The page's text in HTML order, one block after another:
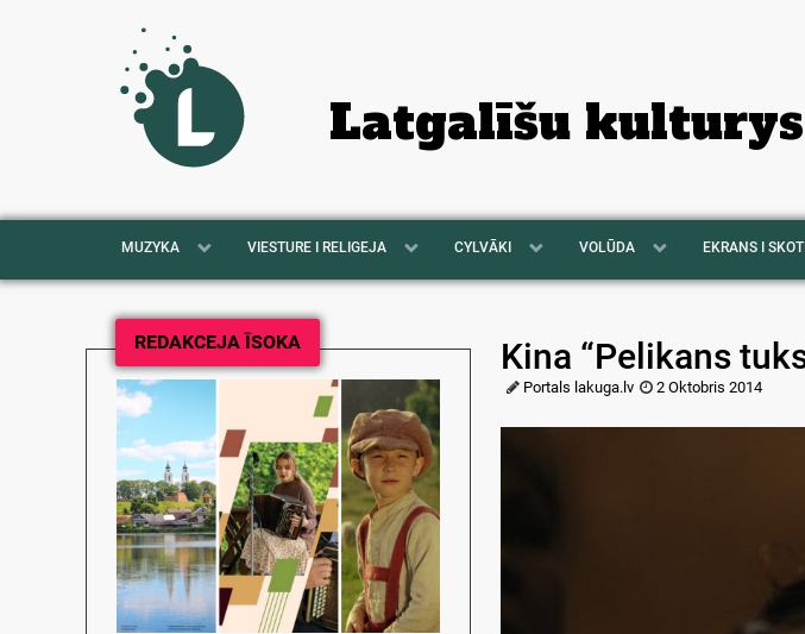
Latgalīšu
MUZYKA VIESTURE I RELIGEJA CYLVĀKI VOLŪDA EKRANS I
REDAKCEJA ĪSOKA Kina “Pelikans
Portals lakuga.lv 2 Oktobris 2014